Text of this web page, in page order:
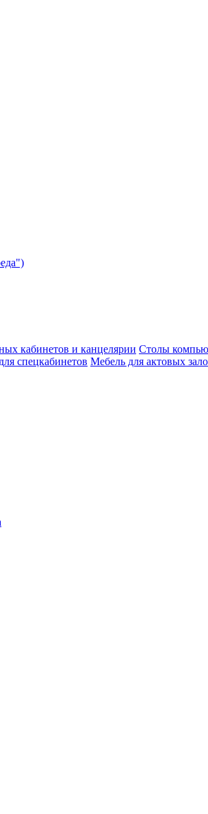
кабинетов и канцелярии Столы
спецкабинетов Мебель для актовых